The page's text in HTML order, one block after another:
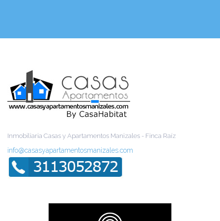
Inmobiliaria Casas y Apartamentos Manizales - Finca Raíz
info@casasyapartamentosmanizales.com